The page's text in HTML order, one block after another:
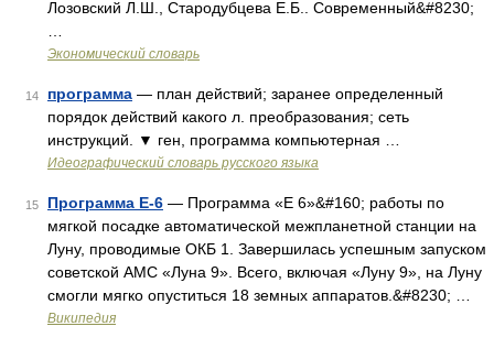
Лозовский Л.Ш., Стародубцева Е.Б.. Современный&#8230;
Экономический словарь
14 программа — план действий; заранее определенный
порядок действий какого л. преобразования; сеть
инструкций. ▼ ген, программа компьютерная …
Идеографический словарь русского языка
15 Программа Е-6 — Программа «Е 6»&#160; работы по
мягкой посадке автоматической межпланетной станции на
Луну, проводимые ОКБ 1. Завершилась успешным запуском
советской АМС «Луна 9». Всего, включая «Луну 9», на Луну
смогли мягко опуститься 18 земных аппаратов.&#8230; …
Википедия